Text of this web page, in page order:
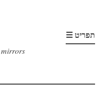
☰ תפריט